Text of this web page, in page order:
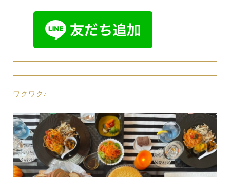
ワクワク♪